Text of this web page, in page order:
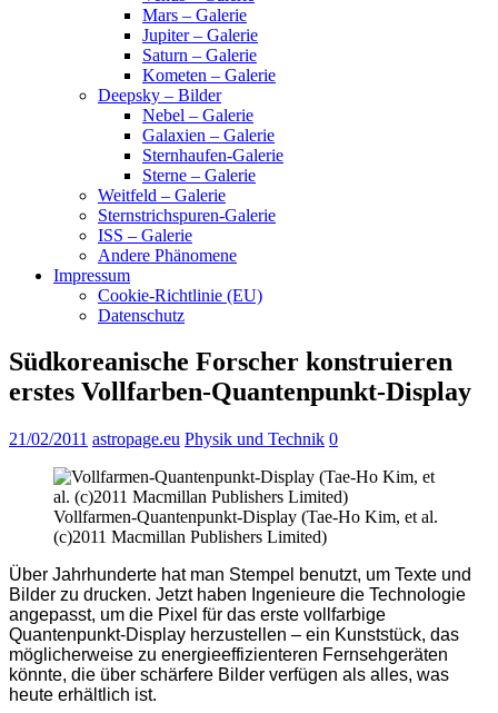
Mars – Galerie
Jupiter – Galerie
Saturn – Galerie
Kometen – Galerie
Deepsky – Bilder
Nebel – Galerie
Galaxien – Galerie
Sternhaufen-Galerie
Sterne – Galerie
Weitfeld – Galerie
Sternstrichspuren-Galerie
ISS – Galerie
Andere Phänomene
Impressum
Cookie-Richtlinie (EU)
Datenschutz
Südkoreanische Forscher konstruieren
erstes Vollfarben-Quantenpunkt-Display
21/02/2011 astropage.eu Physik und Technik 0
Vollfarmen-Quantenpunkt-Display (Tae-Ho Kim, et al.
(c)2011 Macmillan Publishers Limited)
Über Jahrhunderte hat man Stempel benutzt, um Texte und
Bilder zu drucken. Jetzt haben Ingenieure die Technologie
angepasst, um die Pixel für das erste vollfarbige
Quantenpunkt-Display herzustellen – ein Kunststück, das
möglicherweise zu energieeffizienteren Fernsehgeräten
könnte, die über schärfere Bilder verfügen als alles, was
heute erhältlich ist.